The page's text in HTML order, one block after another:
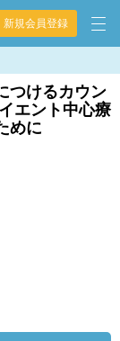
新規会員登録
つけるカウン
エント中心療
めに